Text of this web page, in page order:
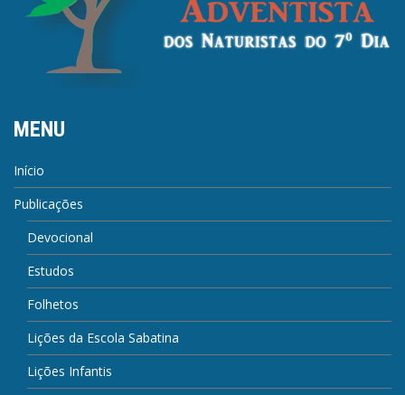
MENU
Início
Publicações
Devocional
Estudos
Folhetos
Lições da Escola Sabatina
Lições Infantis